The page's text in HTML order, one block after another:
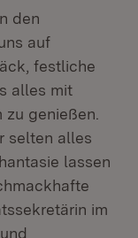
den
auf
festliche
alles mit
genießen.
selten alles
lassen
im